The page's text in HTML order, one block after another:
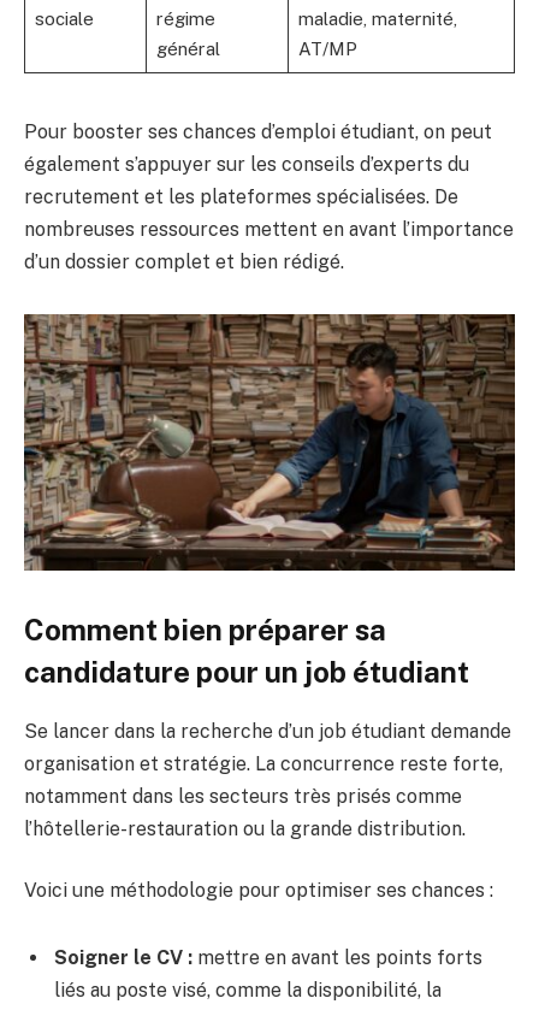
sociale
régime
général
maladie, maternité,
AT/MP
Pour booster ses chances d’emploi étudiant, on peut
également s’appuyer sur les conseils d’experts du
recrutement et les plateformes spécialisées. De
nombreuses ressources mettent en avant l’importance
d’un dossier complet et bien rédigé.
Comment bien préparer sa
candidature pour un job étudiant
Se lancer dans la recherche d’un job étudiant demande
organisation et stratégie. La concurrence reste forte,
notamment dans les secteurs très prisés comme
l’hôtellerie-restauration ou la grande distribution.
Voici une méthodologie pour optimiser ses chances :
Soigner le CV : mettre en avant les points forts
liés au poste visé, comme la disponibilité, la